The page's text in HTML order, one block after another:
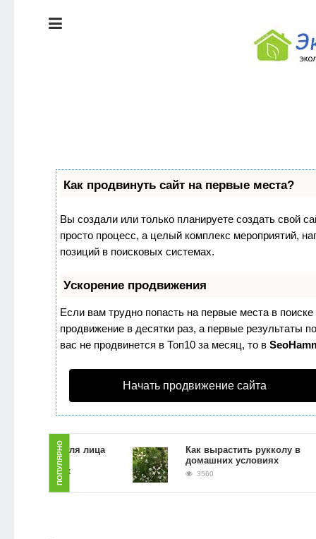
ЭКОЛОГИЯ
СТИЛЬ
ЖИЗНИ
ЭКОЛОГИЯ
КРАСОТА И
ЗДОРОВЬЕ
НОВОСТИ
Как продвинуть сайт на первые места?
Вы создали или только планируете создать свой
просто процесс, а целый комплекс мероприятий,
позиций в поисковых системах.
Ускорение продвижения
Если вам трудно попасть на первые места в
продвижение в десятки раз, а первые результаты
вас не продвинется в Топ10 за месяц, то в
Начать продвижение сайта
ПОПУЛЯРНО
скраб для лица
Как вырастить рукколу в
домашних условиях
3560